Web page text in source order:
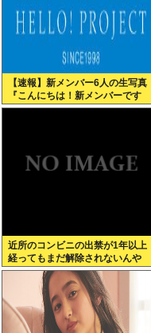
【速報】新メンバー6人の生写真
『こんにちは！新メンバーです
☆』
近所のコンビニの出禁が1年以上
経ってもまだ解除されないんや
が…